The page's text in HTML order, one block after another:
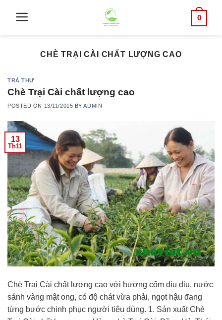
0
CHÈ TRẠI CÀI CHẤT LƯỢNG CAO
TRÀ THƯ
Chè Trại Cài chất lượng cao
POSTED ON 13/11/2015 BYADMIN
13
Th11
Chè Trại Cài chất lượng cao với hương cốm dìu dịu, nước
sánh vàng mật ong, có độ chát vừa phải, ngọt hậu đang
từng bước chinh phục người tiêu dùng. 1. Sản xuất Chè